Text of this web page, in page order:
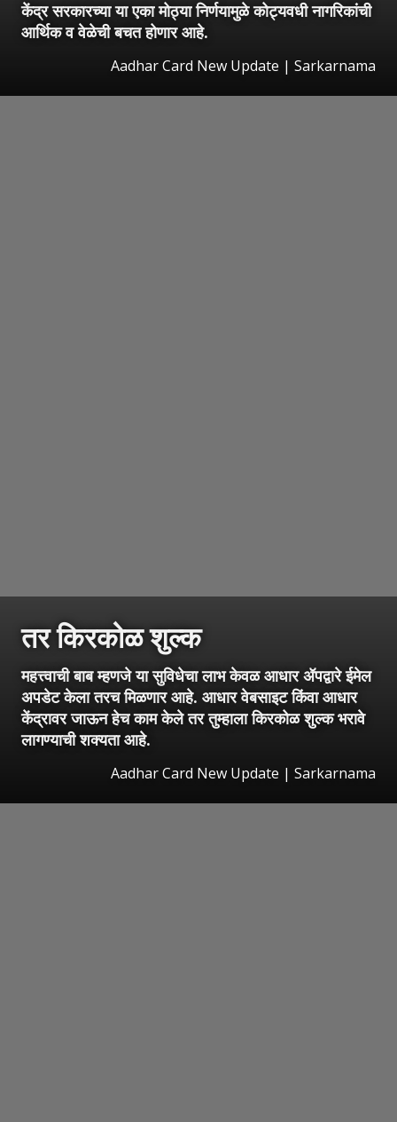
केंद्र सरकारच्या या एका मोठ्या निर्णयामुळे कोट्यवधी नागरिकांची
आर्थिक व वेळेची बचत होणार आहे.
Aadhar Card New Update | Sarkarnama
तर किरकोळ शुल्क
महत्त्वाची बाब म्हणजे या सुविधेचा लाभ केवळ आधार ॲपद्वारे ईमेल
अपडेट केला तरच मिळणार आहे. आधार वेबसाइट किंवा आधार
केंद्रावर जाऊन हेच काम केले तर तुम्हाला किरकोळ शुल्क भरावे
लागण्याची शक्यता आहे.
Aadhar Card New Update | Sarkarnama